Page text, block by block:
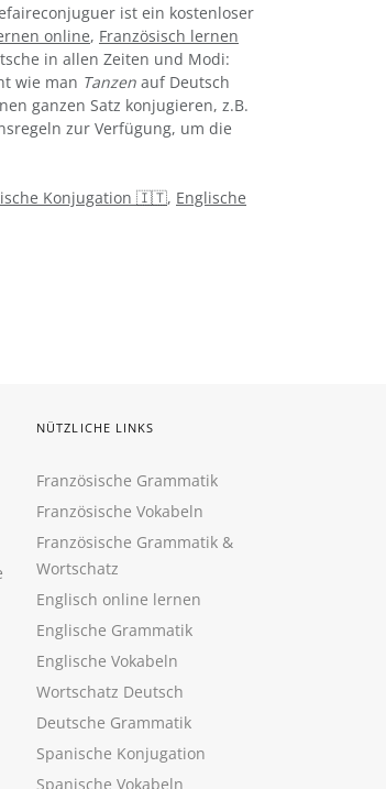
ist ein kostenloser
online, Französisch lernen
in allen Zeiten und Modi:
wie man Tanzen auf Deutsch
ganzen Satz konjugieren, z.B.
zur Verfügung, um die
Konjugation 🇮🇹, Englische
NÜTZLICHE LINKS
Französische Grammatik
Französische Vokabeln
Französische Grammatik &
Wortschatz
Englisch online lernen
Englische Grammatik
Englische Vokabeln
Wortschatz Deutsch
Deutsche Grammatik
Spanische Konjugation
Spanische Vokabeln